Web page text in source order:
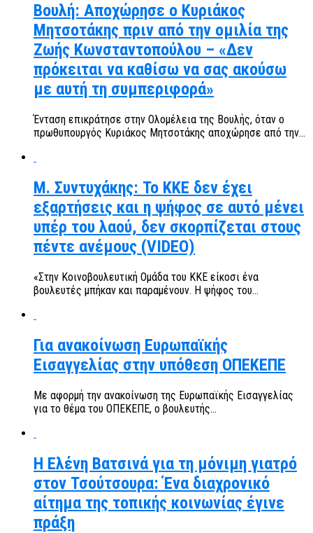
Βουλή: Αποχώρησε ο Κυριάκος
Μητσοτάκης πριν από την ομιλία της
Ζωής Κωνσταντοπούλου – «Δεν
πρόκειται να καθίσω να σας ακούσω
με αυτή τη συμπεριφορά»
Ένταση επικράτησε στην Ολομέλεια της Βουλής, όταν ο
πρωθυπουργός Κυριάκος Μητσοτάκης αποχώρησε από την...
Μ. Συντυχάκης: Το ΚΚΕ δεν έχει
εξαρτήσεις και η ψήφος σε αυτό μένει
υπέρ του λαού, δεν σκορπίζεται στους
πέντε ανέμους (VIDEO)
«Στην Κοινοβουλευτική Ομάδα του ΚΚΕ είκοσι ένα
βουλευτές μπήκαν και παραμένουν. Η ψήφος του...
Για ανακοίνωση Ευρωπαϊκής
Εισαγγελίας στην υπόθεση ΟΠΕΚΕΠΕ
Με αφορμή την ανακοίνωση της Ευρωπαϊκής Εισαγγελίας
για το θέμα του ΟΠΕΚΕΠΕ, ο βουλευτής...
Η Ελένη Βατσινά για τη μόνιμη γιατρό
στον Τσούτσουρα: Ένα διαχρονικό
αίτημα της τοπικής κοινωνίας έγινε
πράξη